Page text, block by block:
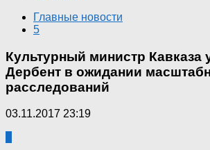
Главные новости
5
Культурный министр Кавказа
Дербент в ожидании
расследований
03.11.2017 23:19